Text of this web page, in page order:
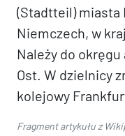
(Stadtteil) miasta
Niemczech, w
Należy do
Ost. W dzielnicy
kolejowy
Fragment artykułu z